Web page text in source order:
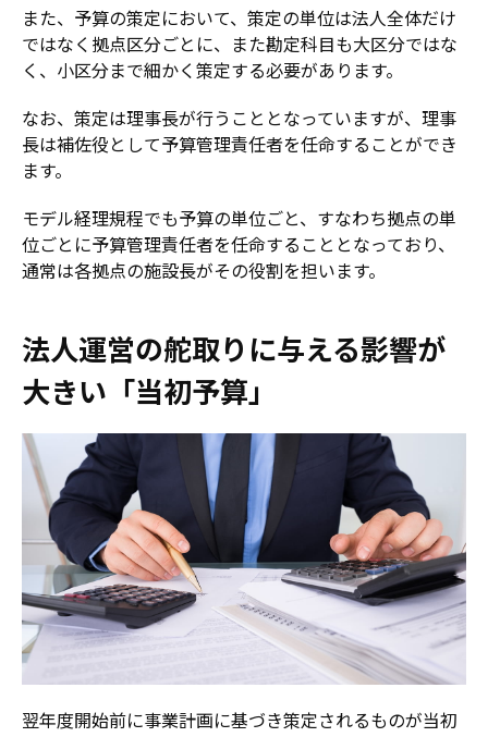
また、予算の策定において、策定の単位は法人全体だけ
ではなく拠点区分ごとに、また勘定科目も大区分ではな
く、小区分まで細かく策定する必要があります。
なお、策定は理事長が行うこととなっていますが、理事
長は補佐役として予算管理責任者を任命することができ
ます。
モデル経理規程でも予算の単位ごと、すなわち拠点の単
位ごとに予算管理責任者を任命することとなっており、
通常は各拠点の施設長がその役割を担います。
法人運営の舵取りに与える影響が
大きい「当初予算」
翌年度開始前に事業計画に基づき策定されるものが当初